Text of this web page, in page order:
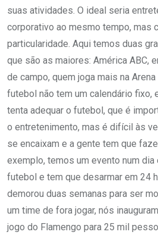
suas atividades. O ideal seria
corporativo ao mesmo tempo, mas
particularidade. Aqui temos duas
que são as maiores: América ABC,
de campo, quem joga mais na
futebol não tem um calendário fixo,
tenta adequar o futebol, que é
o entretenimento, mas é difícil às
se encaixam e a gente tem que
exemplo, temos um evento num
futebol e tem que desarmar em 24
demorou duas semanas para ser
um time de fora jogar, nós
jogo do Flamengo para 25 mil